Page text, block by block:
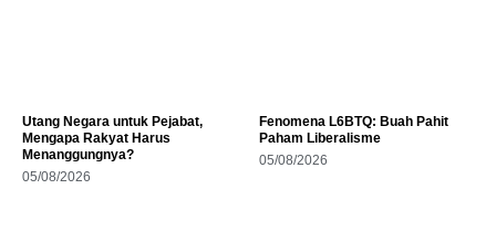
Utang Negara untuk Pejabat,
Mengapa Rakyat Harus
Menanggungnya?
05/08/2026
Fenomena L6BTQ: Buah Pahit
Paham Liberalisme
05/08/2026